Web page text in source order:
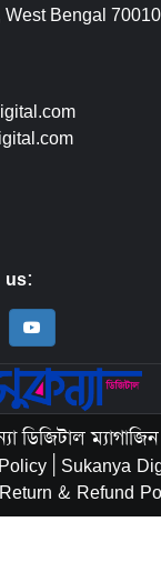
West Bengal
us:
ডিজিটাল ম্যাগাজিন
Sukanya
Return & Refund